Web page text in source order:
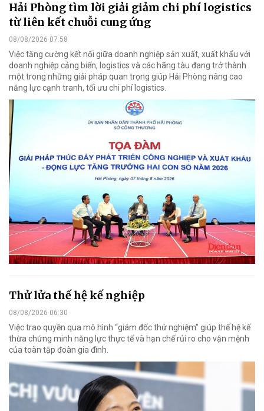
Hải Phòng tìm lời giải giảm chi phí logistics
từ liên kết chuỗi cung ứng
08/08/2026 07:58
Việc tăng cường kết nối giữa doanh nghiệp sản xuất, xuất khẩu với
doanh nghiệp cảng biển, logistics và các hãng tàu đang trở thành
một trong những giải pháp quan trọng giúp Hải Phòng nâng cao
năng lực cạnh tranh, tối ưu chi phí logistics.
Thử lửa thế hệ kế nghiệp
08/08/2026 06:30
Việc trao quyền qua mô hình “giám đốc thử nghiệm” giúp thế hệ kế
thừa chứng minh năng lực thực tế và hạn chế rủi ro cho vận mệnh
của toàn tập đoàn gia đình.